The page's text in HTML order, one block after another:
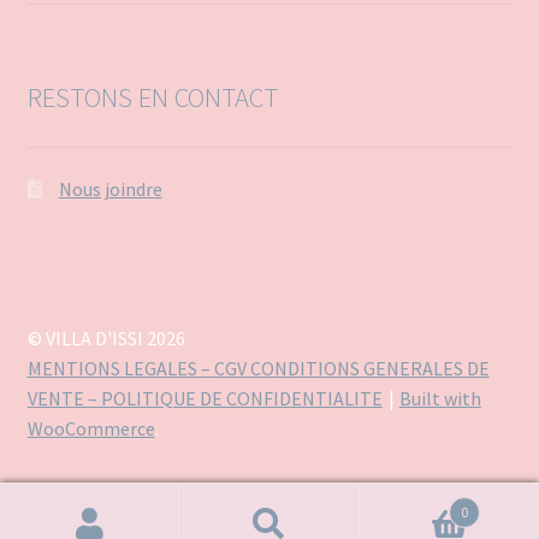
RESTONS EN CONTACT
Nous joindre
© VILLA D'ISSI 2026
MENTIONS LEGALES – CGV CONDITIONS GENERALES DE
VENTE – POLITIQUE DE CONFIDENTIALITE
Built with
WooCommerce.
0